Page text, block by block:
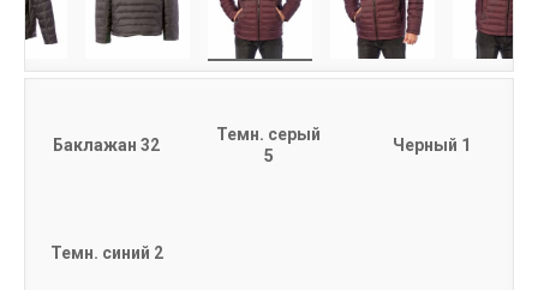
Баклажан 32
Темн. серый
5
Черный 1
Темн. синий 2